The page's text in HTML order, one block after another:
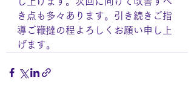
き点も多々あります。引き続きご指
導ご鞭撻の程よろしくお願い申し上
げます。